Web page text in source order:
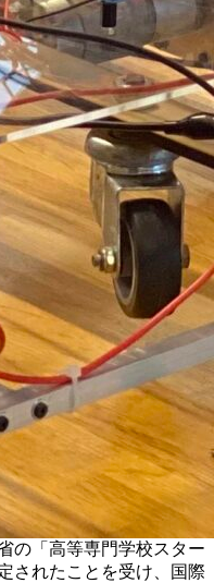
の「高等専門学校スター
されたことを受け、国際